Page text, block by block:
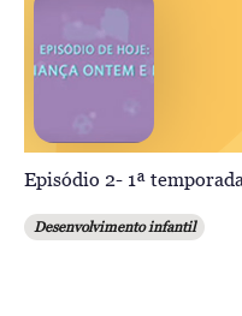
Episódio 2- 1ª temporada
Desenvolvimento infantil